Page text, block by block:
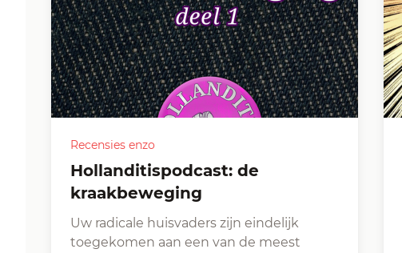
Recensies enzo
Hollanditispodcast: de
kraakbeweging
Uw radicale huisvaders zijn eindelijk
toegekomen aan een van de meest